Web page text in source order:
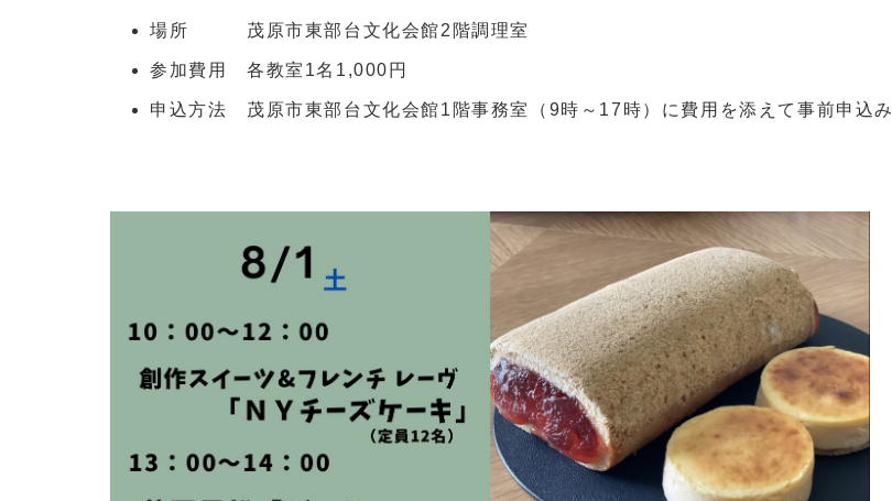
場所 茂原市東部台文化会館2階調理室
参加費用 各教室1名1,000円
申込方法 茂原市東部台文化会館1階事務室（9時～17時）に費用を添えて事前申込み